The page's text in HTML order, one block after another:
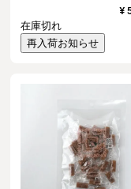
¥
在庫切れ
再入荷お知らせ